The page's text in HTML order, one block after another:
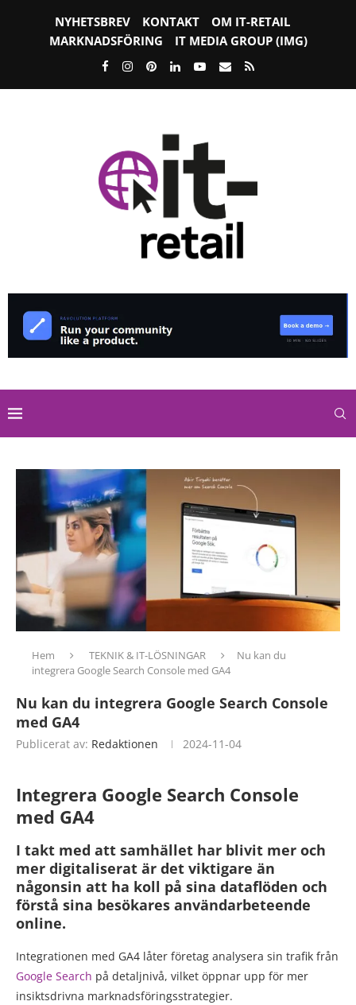
NYHETSBREV KONTAKT
OM IT-RETAIL
MARKNADSFÖRING
IT MEDIA GROUP (IMG)
Hem TEKNIK & IT-LÖSNINGAR
Nu kan du
integrera Google Search Console med GA4
Nu kan du integrera Google Search Console
med GA4
Publicerat av: Redaktionen 2024-11-04
Integrera Google Search Console
med GA4
I takt med att samhället har blivit mer och
mer digitaliserat är det viktigare än
någonsin att ha koll på sina dataflöden och
förstå sina besökares användarbeteende
online.
Integrationen med GA4 låter företag analysera sin trafik från
Google Search på detaljnivå, vilket öppnar upp för mer
insiktsdrivna marknadsföringsstrategier.